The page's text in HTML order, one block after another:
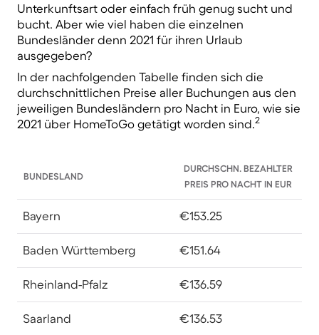
Unterkunftsart oder einfach früh genug sucht und
bucht. Aber wie viel haben die einzelnen
Bundesländer denn 2021 für ihren Urlaub
ausgegeben?
In der nachfolgenden Tabelle finden sich die
durchschnittlichen Preise aller Buchungen aus den
jeweiligen Bundesländern pro Nacht in Euro, wie sie
2021 über HomeToGo getätigt worden sind. 2
BUNDESLAND
DURCHSCHN. BEZAHLTER
PREIS PRO NACHT IN EUR
Bayern €153.25
Baden Württemberg €151.64
Rheinland-Pfalz €136.59
Saarland €136.53